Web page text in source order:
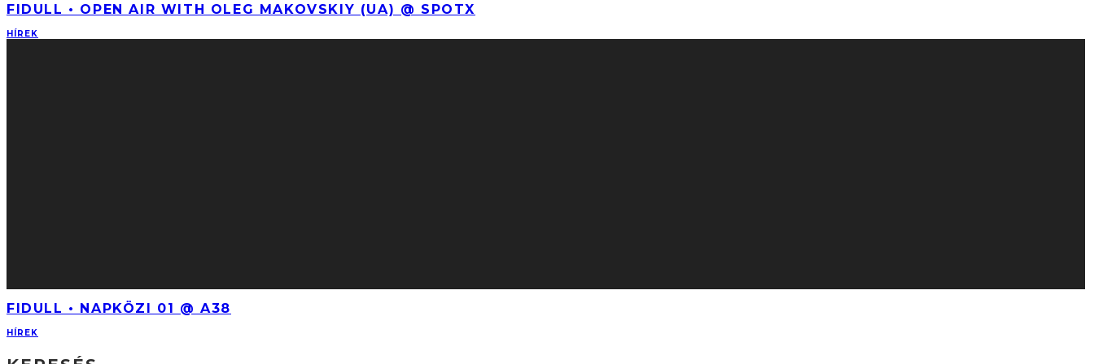
FIDULL • OPEN AIR WITH OLEG MAKOVSKIY (UA) @ SPOTX
HÍREK
FIDULL • NAPKÖZI 01 @ A38
HÍREK